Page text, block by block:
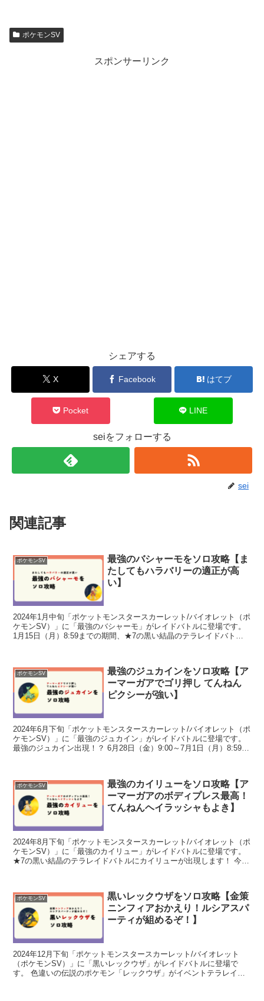
ポケモンSV
スポンサーリンク
シェアする
X Facebook はてブ
Pocket LINE
seiをフォローする
sei
関連記事
ポケモンSV
最強のバシャーモをソロ攻略【ま
たしてもハラバリーの適正が高
い】
2024年1月中旬「ポケットモンスタースカーレット/バイオレット（ポ
ケモンSV）」に「最強のバシャーモ」がレイドバトルに登場です。
1月15日（月）8:59までの期間、★7の黒い結晶のテラレイドバトル
ポケモンSV
最強のジュカインをソロ攻略【ア
ーマーガアでゴリ押し てんねん
ピクシーが強い】
2024年6月下旬「ポケットモンスタースカーレット/バイオレット（ポ
ケモンSV）」に「最強のジュカイン」がレイドバトルに登場です。
最強のジュカイン出現！？ 6月28日（金）9:00～7月1日（月）8:59、
ポケモンSV
最強のカイリューをソロ攻略【ア
ーマーガアのボディプレス最高！
てんねんヘイラッシャもよき】
2024年8月下旬「ポケットモンスタースカーレット/バイオレット（ポ
ケモンSV）」に「最強のカイリュー」がレイドバトルに登場です。
★7の黒い結晶のテラレイドバトルにカイリューが出現します！ 今回
ポケモンSV
黒いレックウザをソロ攻略【金策
ニンフィアおかえり！ルシアスパ
ーティが組めるぞ！】
2024年12月下旬「ポケットモンスタースカーレット/バイオレット
（ポケモンSV）」に「黒いレックウザ」がレイドバトルに登場で
す。 色違いの伝説のポケモン「レックウザ」がイベントテラレイド